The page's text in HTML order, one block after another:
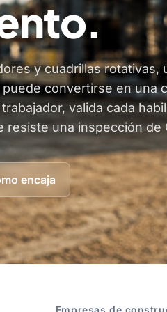
y cuadrillas rotativas,
convertirse en una
valida cada
una inspección de
encaja
Empresas de